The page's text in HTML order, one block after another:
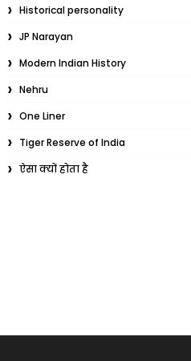
Historical personality
JP Narayan
Modern Indian History
Nehru
One Liner
Tiger Reserve of India
ऐसा क्यों होता है